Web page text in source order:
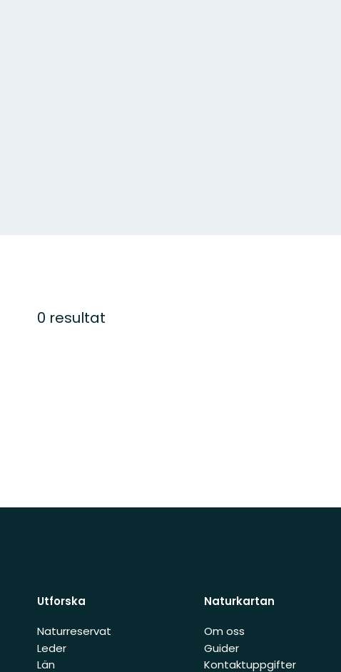
0 resultat
Utforska
Naturreservat
Leder
Län
Naturkartan
Om oss
Guider
Kontaktuppgifter